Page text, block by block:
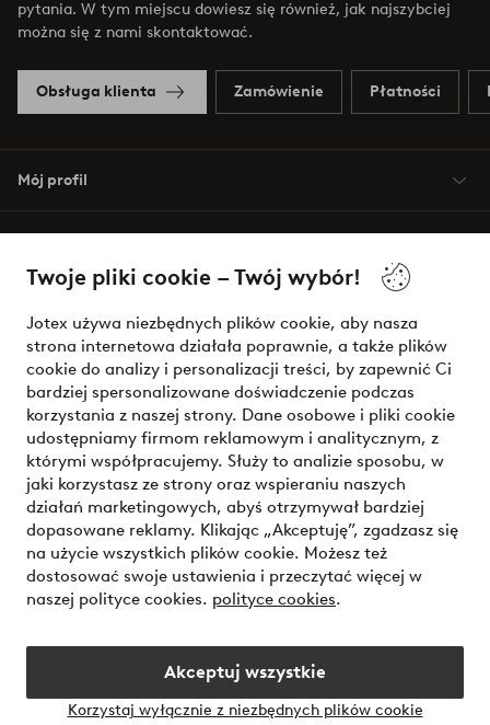
Twoje pliki cookie – Twój wybór!
Jotex używa niezbędnych plików cookie, aby nasza
strona internetowa działała poprawnie, a także plików
cookie do analizy i personalizacji treści, by zapewnić Ci
bardziej spersonalizowane doświadczenie podczas
korzystania z naszej strony. Dane osobowe i pliki cookie
udostępniamy firmom reklamowym i analitycznym, z
którymi współpracujemy. Służy to analizie sposobu, w
jaki korzystasz ze strony oraz wspieraniu naszych
działań marketingowych, abyś otrzymywał bardziej
dopasowane reklamy. Klikając „Akceptuję”, zgadzasz się
na użycie wszystkich plików cookie. Możesz też
dostosować swoje ustawienia i przeczytać więcej w
naszej polityce cookies. polityce cookies.
Akceptuj wszystkie
Korzystaj wyłącznie z niezbędnych plików cookie
pytania. W tym miejscu dowiesz się również, jak najszybciej
można się z nami skontaktować.
Obsługa klienta Zamówienie Płatności
Mój profil
Warunki
Bezpieczne płatności - zapłać teraz lub podziel się
Chcesz dowiedzieć się więcej o naszych opcjach płatności